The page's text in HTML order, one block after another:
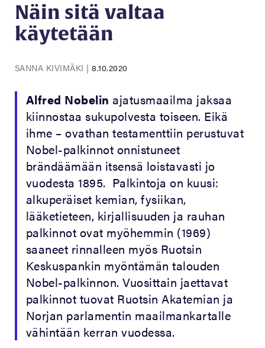
Näin sitä valtaa
käytetään
SANNA KIVIMÄKI |8.10.2020
Alfred Nobelinajatusmaailma jaksaa
kiinnostaa sukupolvesta toiseen. Eikä
ihme – ovathan testamenttiin perustuvat
Nobel-palkinnot onnistuneet
brändäämään itsensä loistavasti jo
vuodesta 1895. Palkintoja on kuusi:
alkuperäiset kemian, fysiikan,
lääketieteen, kirjallisuuden ja rauhan
palkinnot ovat myöhemmin (1969)
saaneet rinnalleen myös Ruotsin
Keskuspankin myöntämän talouden
Nobel-palkinnon. Vuosittain jaettavat
palkinnot tuovat Ruotsin Akatemian ja
Norjan parlamentin maailmankartalle
vähintään kerran vuodessa.